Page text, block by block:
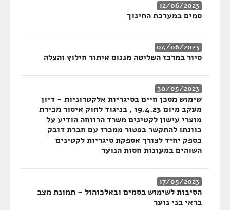
12/06/2023
סמים במערכת החינוך
04/06/2023
סיור במרכז השליטה מגנוס איתור חילוץ והצלה
30/05/2023
שימוש מסכן חיים בסיגריות אלקטרוניות - דיון
מעקב מיום 19.4.23 , בניגוד לחוק איסור מכירת
מוצרי עישון לקטינים משרד הרווחה הודיע על
כוונתו להתקשר בפטור ממכרז עם חברת דובק
כספק יחיד לצורך אספקת סיגריות לקטינים
השוהים במעונות חסות הנוער
17/05/2023
הסיבות לשימוש בסמים ובאלכוהול - תמונת מצב
בראי בני נוער